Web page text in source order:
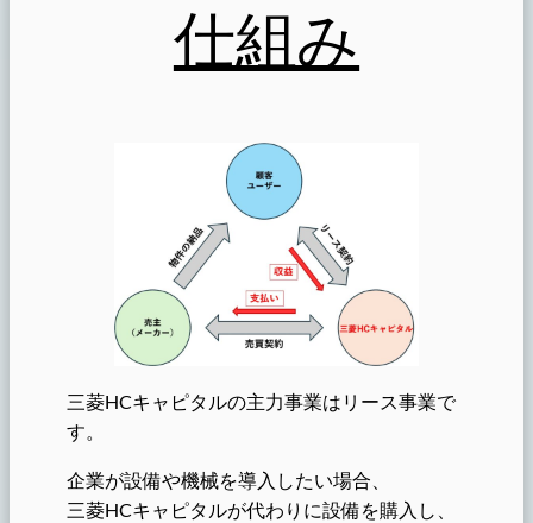
仕組み
三菱HCキャピタルの主力事業はリース事業で
す。
企業が設備や機械を導入したい場合、
三菱HCキャピタルが代わりに設備を購入し、